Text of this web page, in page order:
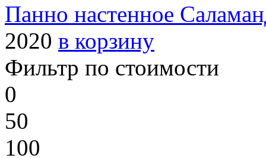
Панно настенное
2020 в корзину
Фильтр по стоимости
0
50
100